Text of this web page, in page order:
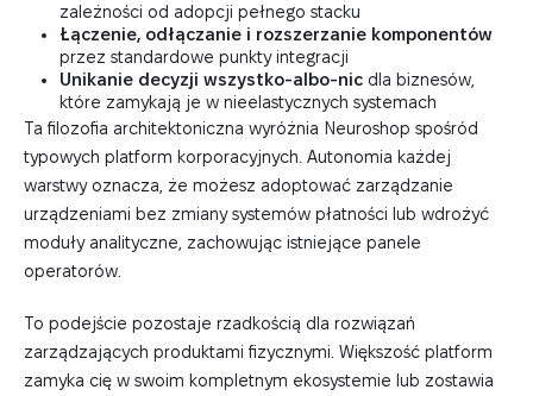
zależności od adopcji pełnego stacku
Łączenie, odłączanie i rozszerzanie komponentów
przez standardowe punkty integracji
Unikanie decyzji wszystko-albo-nic dla biznesów,
które zamykają je w nieelastycznych systemach
Ta filozofia architektoniczna wyróżnia Neuroshop spośród
typowych platform korporacyjnych. Autonomia każdej
warstwy oznacza, że możesz adoptować zarządzanie
urządzeniami bez zmiany systemów płatności lub wdrożyć
moduły analityczne, zachowując istniejące panele
operatorów.
To podejście pozostaje rzadkością dla rozwiązań
zarządzających produktami fizycznymi. Większość platform
zamyka cię w swoim kompletnym ekosystemie lub zostawia